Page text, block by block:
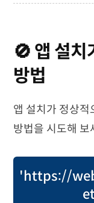
🚫 앱 설치
방법
앱 설치가 정상적
방법을 시도해 보
'https://